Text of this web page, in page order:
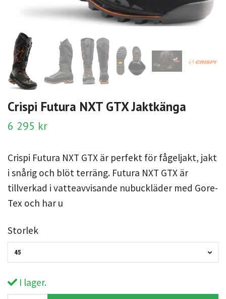
Crispi Futura NXT GTX Jaktkänga
6 295 kr
Crispi Futura NXT GTX är perfekt för fågeljakt, jakt
i snårig och blöt terräng. Futura NXT GTX är
tillverkad i vatteavvisande nubuckläder med Gore-
Tex och har u
Storlek
45
I lager.